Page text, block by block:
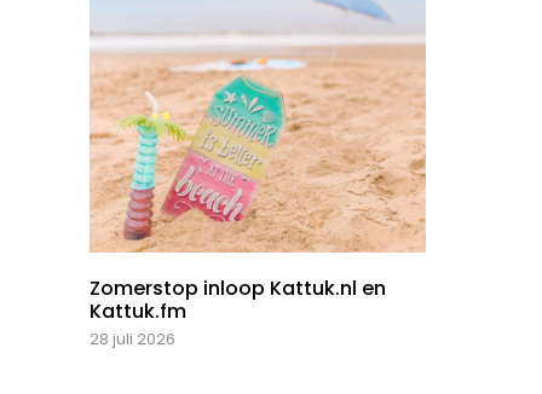
Zomerstop inloop Kattuk.nl en
Kattuk.fm
28 juli 2026